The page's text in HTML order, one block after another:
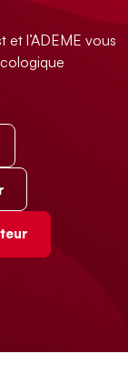
et l’ADEME vous